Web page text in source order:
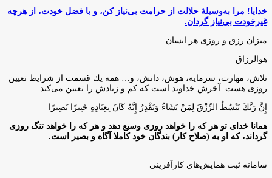
خدایا! مرا به‌وسیلۀ حلالت از حرامت بی‌نیاز کن، و با فضل خودت، از هرچه
غیرخودت بی‌نیاز گردان.
میزان رزق و روزی هر انسان
هوالرزاق
تلاش، مهارت، سرمايه، هوش، دانش، و… همه يك قسمت از شرايط تعيين
روزى هست. آخرش خداوند است كه كم و زيادش را تعيين مى‌كند:
إِنَّ رَبَّكَ يَبْسُطُ الرِّزْقَ لِمَنْ يَشَاءُ وَيَقْدِرُ إِنَّهُ كَانَ بِعِبَادِهِ خَبِيرًا بَصِيرًا
همانا خدای تو هر که را خواهد روزی وسیع دهد و هر که را خواهد تنگ روزی
گرداند، که او به (صلاح کار) بندگان خود کاملا آگاه و بصیر است.
سامانه ثبت همایش‌های کارآفرینی